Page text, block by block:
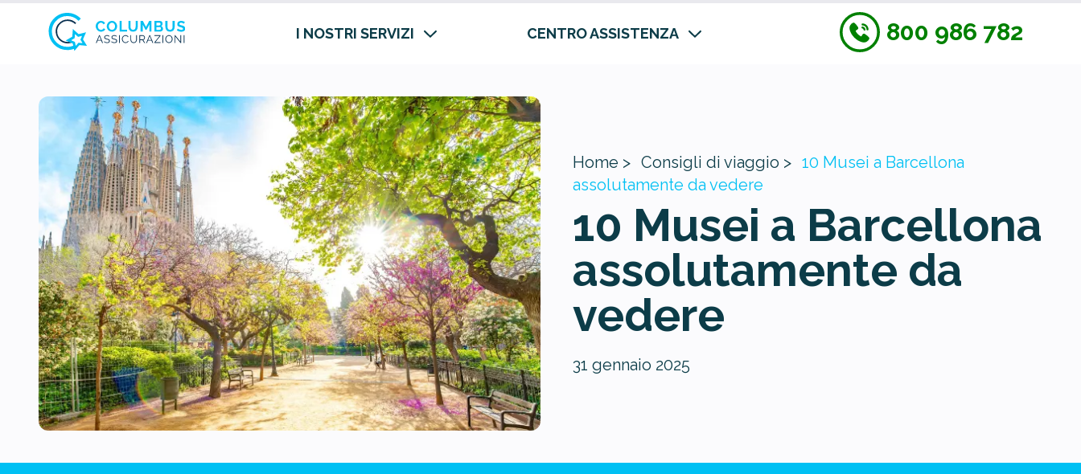
I NOSTRI SERVIZI CENTRO ASSISTENZA 800 986 782
Home > Consigli di viaggio > 10 Musei a Barcellona
assolutamente da vedere
10 Musei a Barcellona
assolutamente da
vedere
31 gennaio 2025